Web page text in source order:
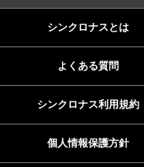
シンクロナスとは
よくある質問
シンクロナス利用規約
個人情報保護方針